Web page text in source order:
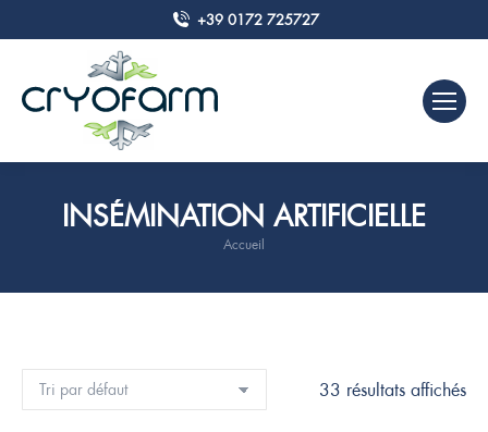
+39 0172 725727
INSÉMINATION ARTIFICIELLE
Vous êtes ici :
Accueil
33 résultats affichés